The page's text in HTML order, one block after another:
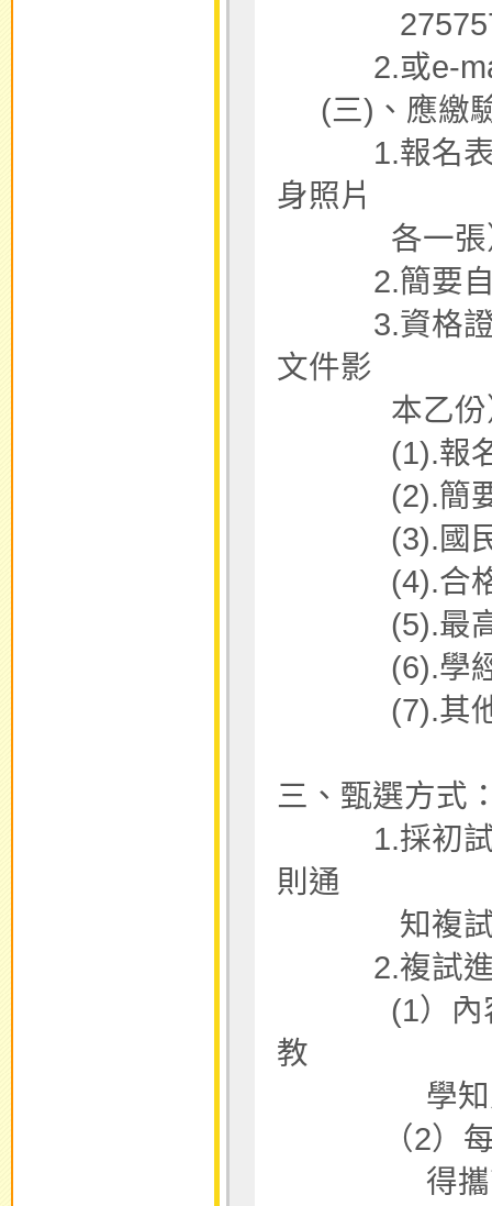
2.或e-
(三)、應繳
1.報名表。
身照片
各一張
2.簡要自
3.資格證件
文件影
本乙份
(1).報名
(2).簡要
(3).國民
(4).合格學
(5).最高
(6).學經
(7).其他合
三、甄選方式
1.採初試及
則通
知複試日
2.複試進
(1）內容包
教
學知能、
（2）每人
得攜帶個